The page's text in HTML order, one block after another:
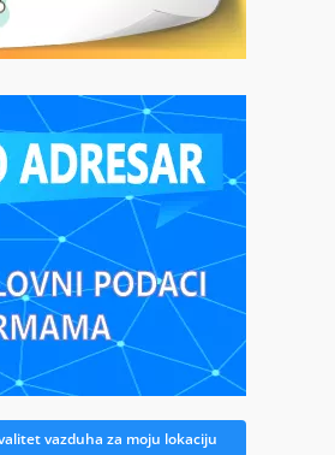
vazduha za moju lokaciju